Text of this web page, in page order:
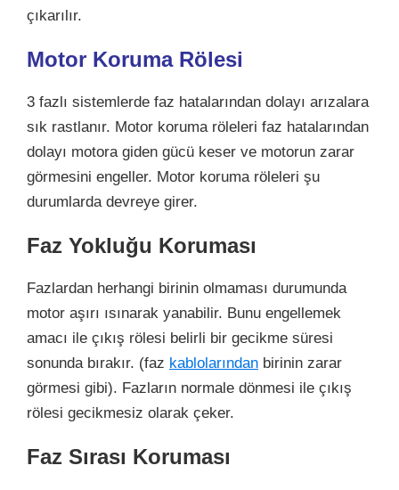
çıkarılır.
Motor Koruma Rölesi
3 fazlı sistemlerde faz hatalarından dolayı arızalara
sık rastlanır. Motor koruma röleleri faz hatalarından
dolayı motora giden gücü keser ve motorun zarar
görmesini engeller. Motor koruma röleleri şu
durumlarda devreye girer.
Faz Yokluğu Koruması
Fazlardan herhangi birinin olmaması durumunda
motor aşırı ısınarak yanabilir. Bunu engellemek
amacı ile çıkış rölesi belirli bir gecikme süresi
sonunda bırakır. (faz kablolarından birinin zarar
görmesi gibi). Fazların normale dönmesi ile çıkış
rölesi gecikmesiz olarak çeker.
Faz Sırası Koruması